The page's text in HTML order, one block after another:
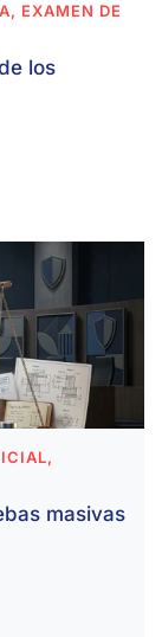
EXAMEN DE
los
masivas